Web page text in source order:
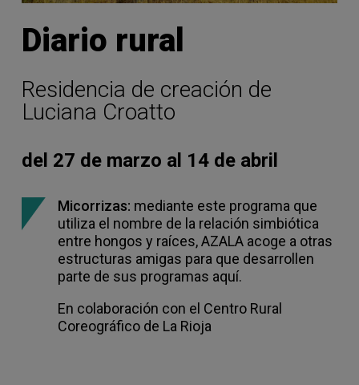
Diario rural
Residencia de creación de
Luciana Croatto
del 27 de marzo al 14 de abril
Micorrizas: mediante este programa que
utiliza el nombre de la relación simbiótica
entre hongos y raíces, AZALA acoge a otras
estructuras amigas para que desarrollen
parte de sus programas aquí.
En colaboración con el Centro Rural
Coreográfico de La Rioja